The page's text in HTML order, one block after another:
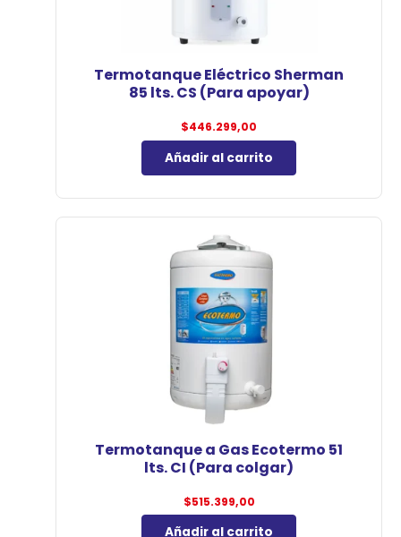
Termotanque Eléctrico Sherman
85 lts. CS (Para apoyar)
$446.299,00
Añadir al carrito
Termotanque a Gas Ecotermo 51
lts. CI (Para colgar)
$515.399,00
Añadir al carrito